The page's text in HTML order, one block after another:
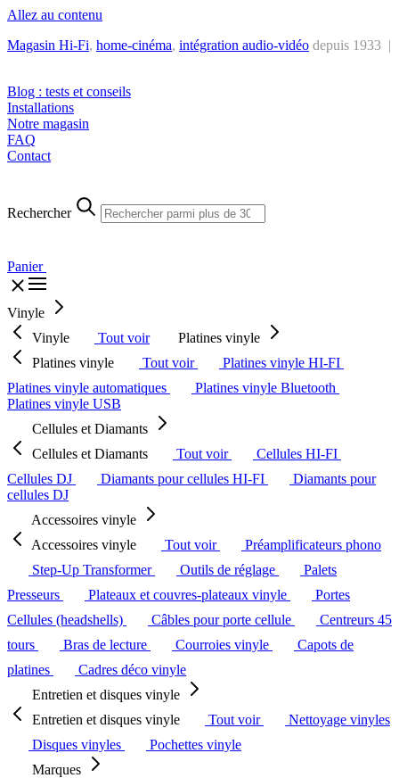
Allez au contenu
Magasin Hi-Fi, home-cinéma, intégration audio-vidéo depuis 1933 |
Blog : tests et conseils
Installations
Notre magasin
FAQ
Contact
Rechercher
Panier
Vinyle
Vinyle
Tout voir
Platines vinyle
Platines vinyle
Tout voir
Platines vinyle HI-FI
Platines vinyle automatiques
Platines vinyle Bluetooth
Platines vinyle USB
Cellules et Diamants
Cellules et Diamants
Tout voir
Cellules HI-FI
Cellules DJ
Diamants pour cellules HI-FI
Diamants pour
cellules DJ
Accessoires vinyle
Accessoires vinyle
Tout voir
Préamplificateurs phono
Step-Up Transformer
Outils de réglage
Palets
Presseurs
Plateaux et couvres-plateaux vinyle
Portes
Cellules (headshells)
Câbles pour porte cellule
Centreurs 45
tours
Bras de lecture Courroies vinyle
Capots de
platines
Cadres déco vinyle
Entretien et disques vinyle
Entretien et disques vinyle
Tout voir
Nettoyage vinyles
Disques vinyles
Pochettes vinyle
Marques